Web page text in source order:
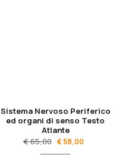
Sistema Nervoso Periferico
ed organi di senso Testo
Atlante
€65,00 €58,00